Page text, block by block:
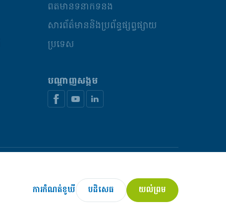
ព័ត៌មានទំនាក់ទំនង
សារព័ត៌មាននិងប្រព័ន្ធផ្សព្វផ្សាយ
ប្រទេស
បណ្តាញសង្គម
© De Heus Animal Nutrition
ការកំណត់ខូឃី បដិសេធ យល់ព្រម